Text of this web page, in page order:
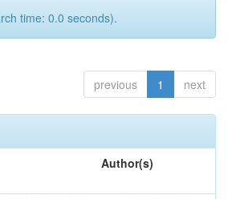
time: 0.0 seconds).
previous 1 next
Author(s)